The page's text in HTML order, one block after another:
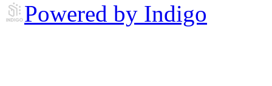
Powered by Indigo